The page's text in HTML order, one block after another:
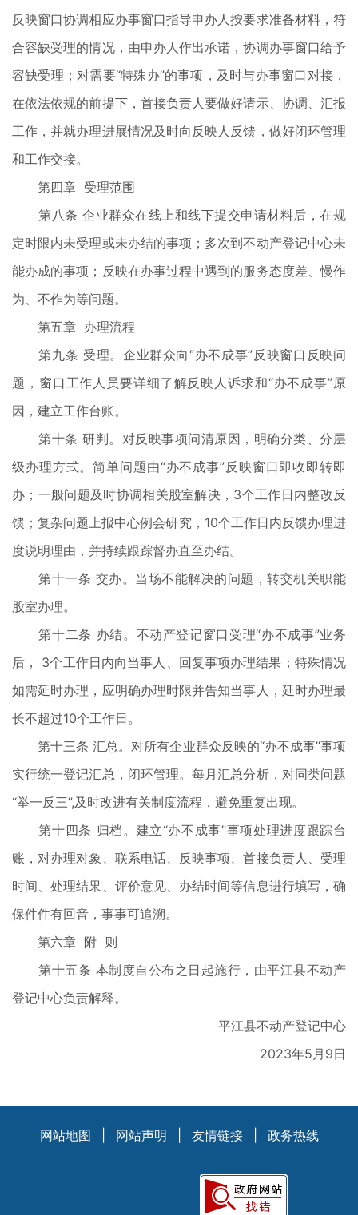
反映窗口协调相应办事窗口指导申办人按要求准备材料，符
合容缺受理的情况，由申办人作出承诺，协调办事窗口给予
容缺受理；对需要“特殊办”的事项，及时与办事窗口对接，
在依法依规的前提下，首接负责人要做好请示、协调、汇报
工作，并就办理进展情况及时向反映人反馈，做好闭环管理
和工作交接。
第四章 受理范围
第八条 企业群众在线上和线下提交申请材料后，在规
定时限内未受理或未办结的事项；多次到不动产登记中心未
能办成的事项；反映在办事过程中遇到的服务态度差、慢作
为、不作为等问题。
第五章 办理流程
第九条 受理。企业群众向“办不成事”反映窗口反映问
题，窗口工作人员要详细了解反映人诉求和“办不成事”原
因，建立工作台账。
第十条 研判。对反映事项问清原因，明确分类、分层
级办理方式。简单问题由“办不成事”反映窗口即收即转即
办；一般问题及时协调相关股室解决，3个工作日内整改反
馈；复杂问题上报中心例会研究，10个工作日内反馈办理进
度说明理由，并持续跟踪督办直至办结。
第十一条 交办。当场不能解决的问题，转交机关职能
股室办理。
第十二条 办结。不动产登记窗口受理“办不成事”业务
后， 3个工作日内向当事人、回复事项办理结果；特殊情况
如需延时办理，应明确办理时限并告知当事人，延时办理最
长不超过10个工作日。
第十三条 汇总。对所有企业群众反映的“办不成事”事项
实行统一登记汇总，闭环管理。每月汇总分析，对同类问题
“举一反三”,及时改进有关制度流程，避免重复出现。
第十四条 归档。建立“办不成事”事项处理进度跟踪台
账，对办理对象、联系电话、反映事项、首接负责人、受理
时间、处理结果、评价意见、办结时间等信息进行填写，确
保件件有回音，事事可追溯。
第六章 附 则
第十五条 本制度自公布之日起施行，由平江县不动产
登记中心负责解释。
平江县不动产登记中心
2023年5月9日
网站地图 网站声明 友情链接 政务热线